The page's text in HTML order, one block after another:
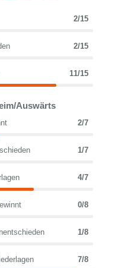
2/15
2/15
11/15
Auswärts
2/7
1/7
4/7
0/8
1/8
7/8